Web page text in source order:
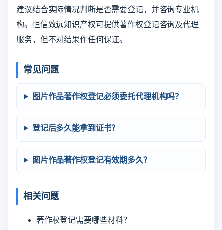
建议结合实际情况判断是否需要登记，并咨询专业机
构。恒信致远知识产权可提供著作权登记咨询及代理
服务，但不对结果作任何保证。
常见问题
图片作品著作权登记必须委托代理机构吗？
登记后多久能拿到证书？
图片作品著作权登记有效期多久？
相关问题
著作权登记需要哪些材料？